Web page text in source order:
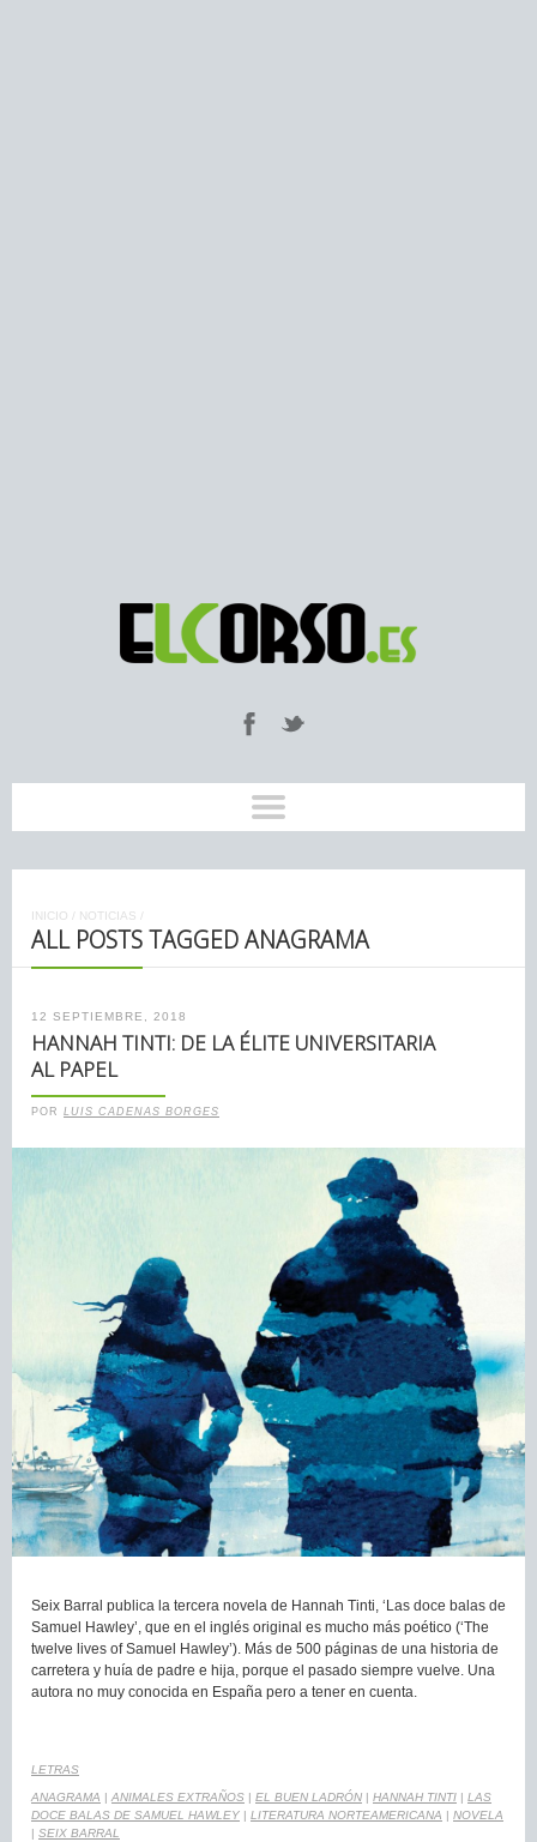
INICIO / NOTICIAS /
ALL POSTS TAGGED ANAGRAMA
12 SEPTIEMBRE, 2018
HANNAH TINTI: DE LA ÉLITE UNIVERSITARIA
AL PAPEL
POR LUIS CADENAS BORGES
Seix Barral publica la tercera novela de Hannah Tinti, ‘Las doce balas de
Samuel Hawley’, que en el inglés original es mucho más poético (‘The
twelve lives of Samuel Hawley’). Más de 500 páginas de una historia de
carretera y huía de padre e hija, porque el pasado siempre vuelve. Una
autora no muy conocida en España pero a tener en cuenta.
LETRAS
ANAGRAMA | ANIMALES EXTRAÑOS | EL BUEN LADRÓN | HANNAH TINTI | LAS
DOCE BALAS DE SAMUEL HAWLEY | LITERATURA NORTEAMERICANA | NOVELA
| SEIX BARRAL